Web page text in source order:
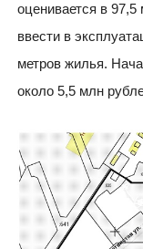
оценивается в 97,5
ввести в
метров жилья.
около 5,5 млн